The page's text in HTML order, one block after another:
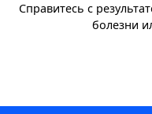
Справитесь с
болезни